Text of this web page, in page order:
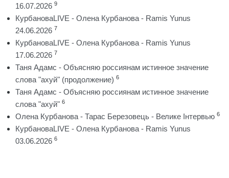
16.07.2026 9
КурбановаLIVE - Олена Курбанова - Ramis Yunus
24.06.2026 7
КурбановаLIVE - Олена Курбанова - Ramis Yunus
17.06.2026 7
Таня Адамс - Объясняю россиянам истинное значение
слова "ахуй" (продолжение) 6
Таня Адамс - Объясняю россиянам истинное значение
слова "ахуй" 6
Олена Курбанова - Тарас Березовець - Велике Інтервью 6
КурбановаLIVE - Олена Курбанова - Ramis Yunus
03.06.2026 6